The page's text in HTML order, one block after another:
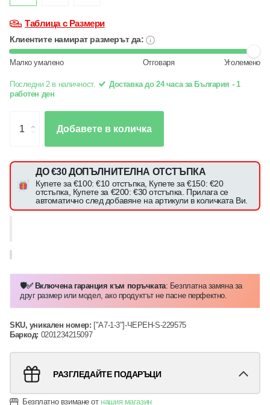
Таблица с Размери
Клиентите намират размерът да:
Малко умалено Отговаря Уголемено
Последни 2 в наличност.
Доставка до 24 часа за България - 1
работен ден
Добавете в количка
ДО €30 ДОПЪЛНИТЕЛНА ОТСТЪПКА
Купете за €100: €10 отстъпка, Купете за €150: €20
отстъпка, Купете за €200: €30 отстъпка. Прилага се
автоматично след добавяне на артикули в количката Ви.
🛡️✅ Включена гаранция към поръчката: Безплатна замяна за
друг размер или модел, ако продуктът не пасне перфектно.
SKU, уникален номер: ["A7-1-3"]-ЧЕРЕН-S-229575
Баркод: 0201234215097
РАЗГЛЕДАЙТЕ ПОДАРЪЦИ
Безплатно взимане от нашия магазин